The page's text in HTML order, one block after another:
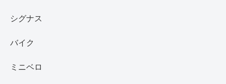
シグナス
バイク
ミニベロ